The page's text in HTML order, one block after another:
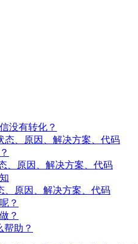
没有转化？
态、原因、解决方案、代码
、原因、解决方案、代码
、原因、解决方案、代码
？
？
帮助？